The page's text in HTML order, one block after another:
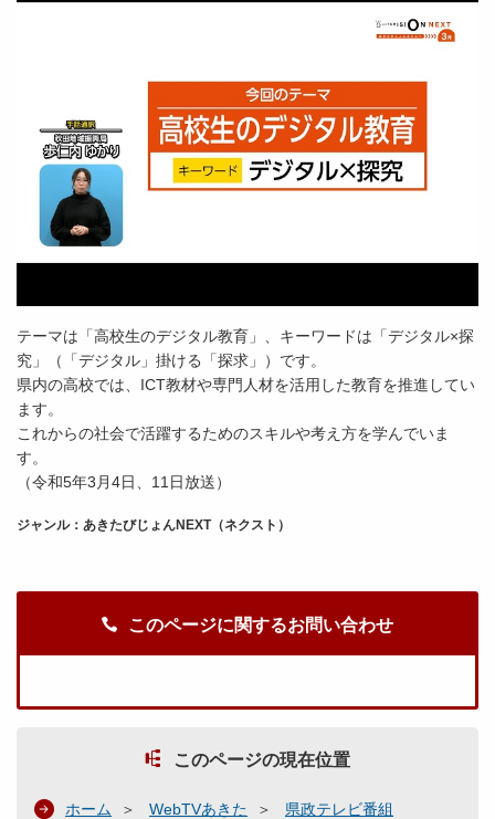
テーマは「高校生のデジタル教育」、キーワードは「デジタル×探
究」（「デジタル」掛ける「探求」）です。
県内の高校では、ICT教材や専門人材を活用した教育を推進してい
ます。
これからの社会で活躍するためのスキルや考え方を学んでいま
す。
（令和5年3月4日、11日放送）
ジャンル：あきたびじょんNEXT（ネクスト）
このページに関するお問い合わせ
このページの現在位置
ホーム WebTVあきた
県政テレビ番組